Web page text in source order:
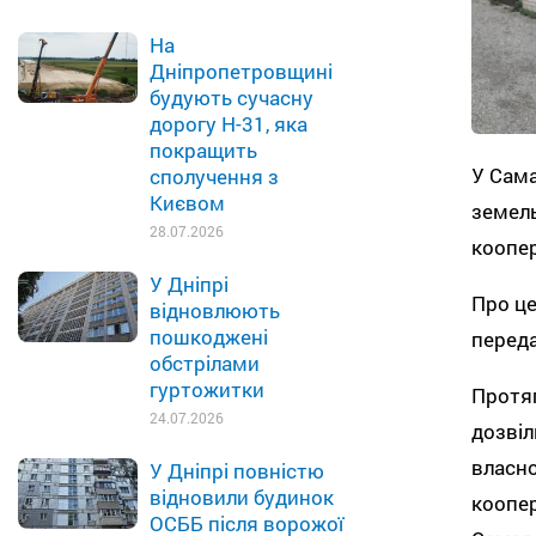
На
Дніпропетровщині
будують сучасну
дорогу Н-31, яка
покращить
сполучення з
Києвом
28.07.2026
У Дніпрі
відновлюють
пошкоджені
обстрілами
гуртожитки
24.07.2026
У Дніпрі повністю
відновили будинок
ОСББ після ворожої
У
Про